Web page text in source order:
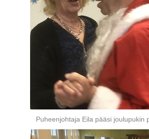
Puheenjohtaja Eila pääsi joulupukin